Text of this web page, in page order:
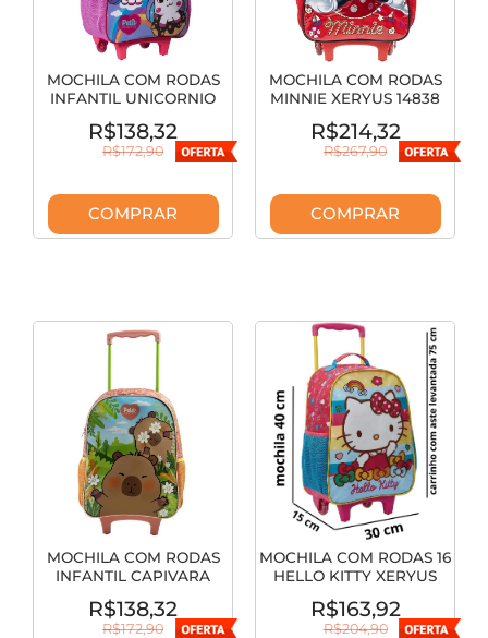
MOCHILA COM RODAS
INFANTIL UNICORNIO
R$138,32
R$172,90
COMPRAR
MOCHILA COM RODAS
MINNIE XERYUS 14838
R$214,32
R$267,90
COMPRAR
MOCHILA COM RODAS
INFANTIL CAPIVARA
R$138,32
R$172,90
MOCHILA COM RODAS 16
HELLO KITTY XERYUS
R$163,92
R$204,90